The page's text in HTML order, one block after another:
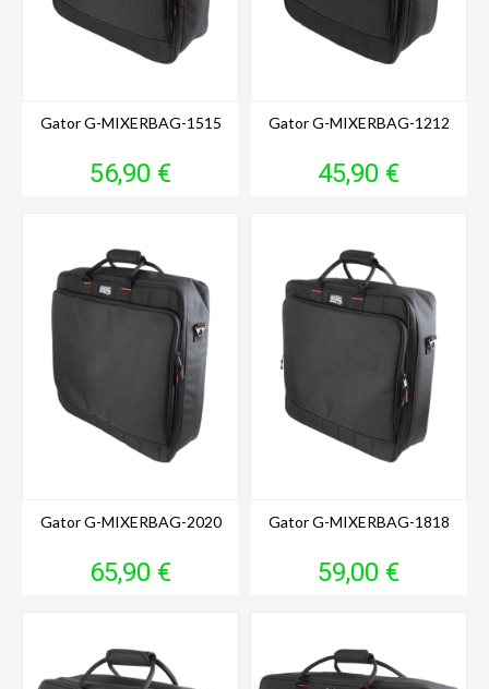
Gator G-MIXERBAG-1515
Prix
56,90 €
Gator G-MIXERBAG-1212
Prix
45,90 €
Gator G-MIXERBAG-2020
Prix
65,90 €
Gator G-MIXERBAG-1818
Prix
59,00 €